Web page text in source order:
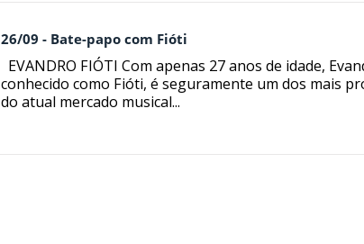
26/09 - Bate-papo com Fióti
EVANDRO FIÓTI Com apenas 27 anos de idade,
conhecido como Fióti, é seguramente um dos mais
do atual mercado musical...